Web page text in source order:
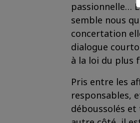
passionnelle…
semble nous
concertation
dialogue
à la loi du plus
Pris entre les
responsables,
déboussolés et